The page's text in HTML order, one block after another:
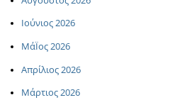
Ιούνιος 2026
ΜάΪος 2026
Απρίλιος 2026
Μάρτιος 2026